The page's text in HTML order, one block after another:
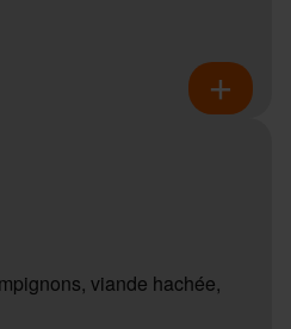
viande hachée,